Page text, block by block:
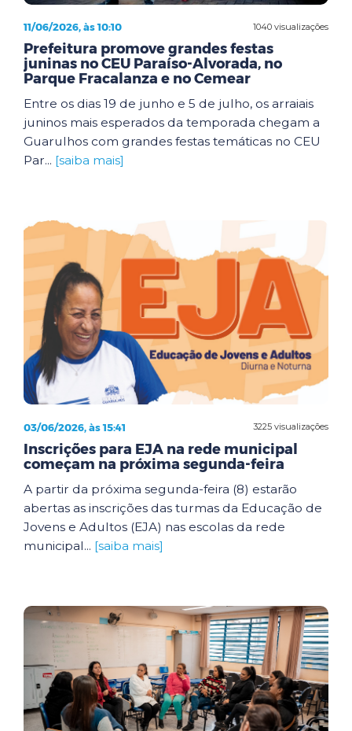
1040 visualizações
11/06/2026, às 10:10
Prefeitura promove grandes festas
juninas no CEU Paraíso-Alvorada, no
Parque Fracalanza e no Cemear
Entre os dias 19 de junho e 5 de julho, os arraiais
juninos mais esperados da temporada chegam a
Guarulhos com grandes festas temáticas no CEU
Par... [saiba mais]
3225 visualizações
03/06/2026, às 15:41
Inscrições para EJA na rede municipal
começam na próxima segunda-feira
A partir da próxima segunda-feira (8) estarão
abertas as inscrições das turmas da Educação de
Jovens e Adultos (EJA) nas escolas da rede
municipal... [saiba mais]